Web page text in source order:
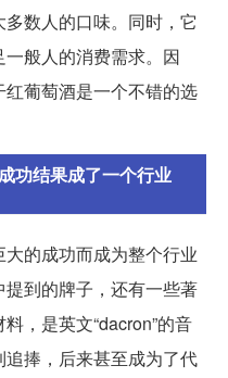
数人的口味。同时，它
般人的消费需求。因
葡萄酒是一个不错的选
功结果成了一个行业
的成功而成为整个行业
到的牌子，还有一些著
，是英文“dacron”的音
捧，后来甚至成为了代